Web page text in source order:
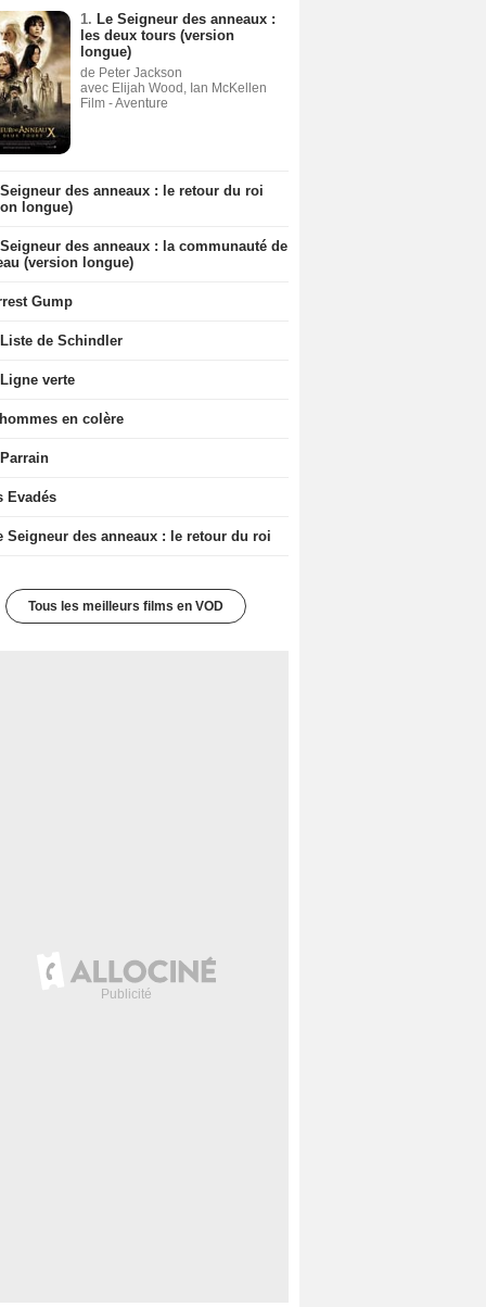
1. Le Seigneur des anneaux :
les deux tours (version
longue)
de Peter Jackson
avec Elijah Wood, Ian McKellen
Film - Aventure
des anneaux : le retour du roi
longue)
des anneaux : la communauté de
(version longue)
Gump
de Schindler
verte
en colère
Evadés
Seigneur des anneaux : le retour du roi
Tous les meilleurs films en VOD